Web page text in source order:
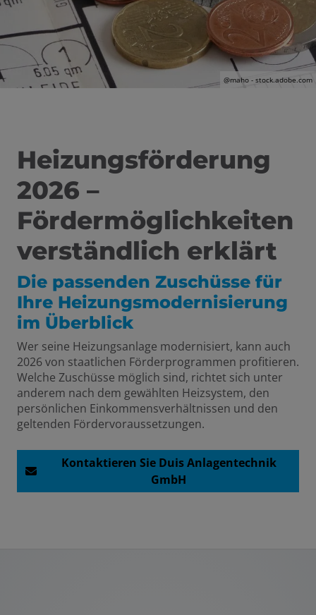
@maho - stock.adobe.com
Heizungsförderung
2026 –
Fördermöglichkeiten
verständlich erklärt
Die passenden Zuschüsse für
Ihre Heizungsmodernisierung
im Überblick
Wer seine Heizungsanlage modernisiert, kann auch
2026 von staatlichen Förderprogrammen profitieren.
Welche Zuschüsse möglich sind, richtet sich unter
anderem nach dem gewählten Heizsystem, den
persönlichen Einkommensverhältnissen und den
geltenden Fördervoraussetzungen.
Kontaktieren Sie Duis Anlagentechnik
GmbH
schließen
und schließen